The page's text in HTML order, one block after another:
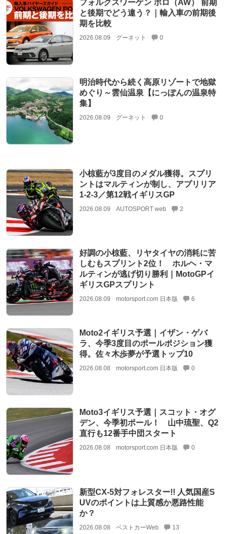
フォルクスワーゲン ポロ（AW） 前期
と後期でどう違う？｜輸入車の前期後
期を比較
2026.08.09 グーネット 0
明治時代から続く高原リゾートで地獄
めぐり～雲仙温泉【にっぽんの温泉特
集】
2026.08.09 グーネット 0
小椋藍が3度目のメダル獲得。スプリ
ントはマルティンが制し、アプリリア
1-2-3／第12戦イギリスGP
2026.08.09 AUTOSPORT web 2
好調の小椋藍、リヤタイヤの消耗に苦
しむもスプリント2位！ ホルヘ・マ
ルティンが逃げ切り勝利｜MotoGPイ
ギリスGPスプリント
2026.08.09 motorsport.com 日本版 6
Moto2イギリス予選｜イザン・ゲバ
ラ、今季3度目のポールポジション獲
得。佐々木歩夢が予選トップ10
2026.08.08 motorsport.com 日本版 0
Moto3イギリス予選｜スコット・オグ
デン、今季初ポール！ 山中琉聖、Q2
直行も12番手中団スタート
2026.08.08 motorsport.com 日本版 0
新型CX-5対フォレスター!! 人気国産S
UVのポイントは上質感か悪路性能
か？
2026.08.08 ベストカーWeb 13